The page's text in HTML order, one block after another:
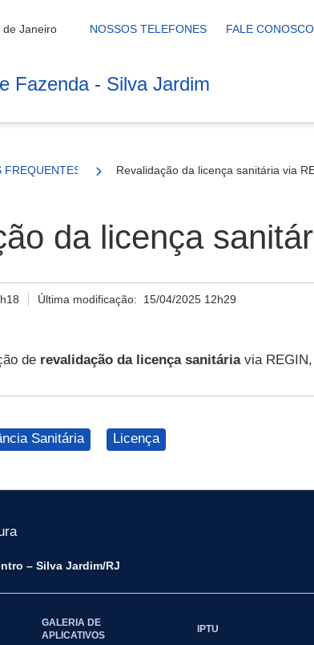
de Janeiro NOSSOS TELEFONES FALE CONOSCO
Fazenda - Silva Jardim
FREQUENTES Revalidação da licença sanitária via
da licença
Última modificação: 15/04/2025 12h29
de revalidação da licença sanitáriavia REGIN,
Sanitária Licença
– Silva Jardim/RJ
GALERIA DE
APLICATIVOS
IPTU